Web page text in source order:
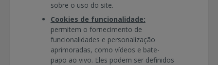
sobre o uso do site.
Cookies de funcionalidade:
permitem o fornecimento de
funcionalidades e personalização
aprimoradas, como vídeos e bate-
papo ao vivo. Eles podem ser definidos